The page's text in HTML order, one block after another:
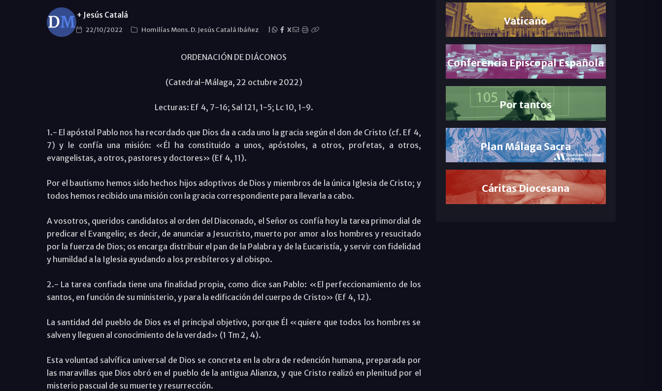
+ Jesús Catalá
22/10/2022 Homilías Mons. D. Jesús Catalá Ibáñez X
ORDENACIÓN DE DIÁCONOS
(Catedral-Málaga, 22 octubre 2022)
Lecturas: Ef 4, 7-16; Sal 121, 1-5; Lc 10, 1-9.
1.- El apóstol Pablo nos ha recordado que Dios da a cada uno la gracia según el don de Cristo (cf. Ef 4,
7) y le confía una misión: «Él ha constituido a unos, apóstoles, a otros, profetas, a otros,
evangelistas, a otros, pastores y doctores» (Ef 4, 11).
Por el bautismo hemos sido hechos hijos adoptivos de Dios y miembros de la única Iglesia de Cristo; y
todos hemos recibido una misión con la gracia correspondiente para llevarla a cabo.
A vosotros, queridos candidatos al orden del Diaconado, el Señor os confía hoy la tarea primordial de
predicar el Evangelio; es decir, de anunciar a Jesucristo, muerto por amor a los hombres y resucitado
por la fuerza de Dios; os encarga distribuir el pan de la Palabra y de la Eucaristía, y servir con fidelidad
y humildad a la Iglesia ayudando a los presbíteros y al obispo.
2.- La tarea confiada tiene una finalidad propia, como dice san Pablo: «El perfeccionamiento de los
santos, en función de su ministerio, y para la edificación del cuerpo de Cristo» (Ef 4, 12).
La santidad del pueblo de Dios es el principal objetivo, porque Él «quiere que todos los hombres se
salven y lleguen al conocimiento de la verdad» (1 Tm 2, 4).
Esta voluntad salvífica universal de Dios se concreta en la obra de redención humana, preparada por
las maravillas que Dios obró en el pueblo de la antigua Alianza, y que Cristo realizó en plenitud por el
misterio pascual de su muerte y resurrección.
Vaticano
Conferencia Episcopal Española
Por tantos
Plan Málaga Sacra
Cáritas Diocesana